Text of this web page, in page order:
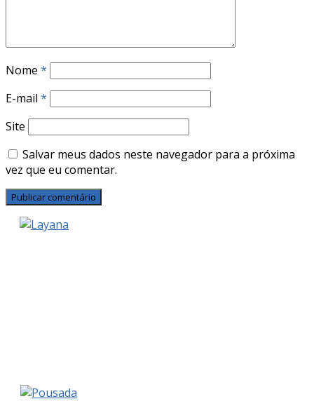
Nome *
E-mail *
Site
Salvar meus dados neste navegador para a próxima
vez que eu comentar.